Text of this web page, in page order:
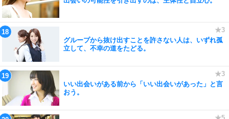
グループから抜け出すことを許さない人は、いずれ孤
立して、不幸の道をたどる。
いい出会いがある前から「いい出会いがあった」と言
おう。